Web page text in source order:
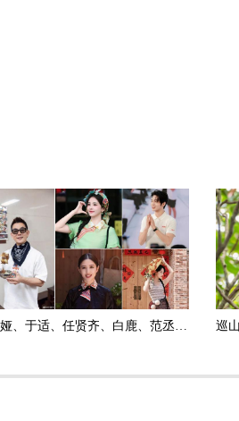
佟丽娅、于适、任贤齐、白鹿、范丞丞……明星扎堆打卡 泉州星光熠熠